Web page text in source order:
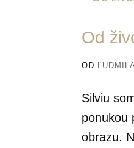
Od
OD
Silviu
ponukou
obrazu.